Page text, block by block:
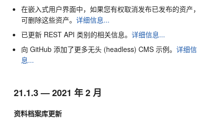
在嵌入式用户界面中，如果您有权取消发布已发布的资产，
可删除这些资产。详细信息...
已更新 REST API 类别的相关信息。详细信息...
向 GitHub 添加了更多无头 (headless) CMS 示例。详细信
息...
21.1.3 — 2021 年 2 月
资料档案库更新